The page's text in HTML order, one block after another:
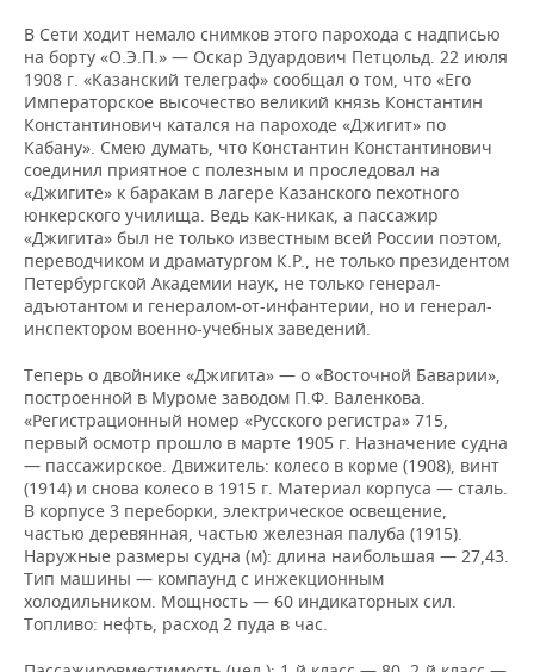
В Сети ходит немало снимков этого парохода с надписью
на борту «О.Э.П.» — Оскар Эдуардович Петцольд. 22 июля
1908 г. «Казанский телеграф» сообщал о том, что «Его
Императорское высочество великий князь Константин
Константинович катался на пароходе «Джигит» по
Кабану». Смею думать, что Константин Константинович
соединил приятное с полезным и проследовал на
«Джигите» к баракам в лагере Казанского пехотного
юнкерского училища. Ведь как-никак, а пассажир
«Джигита» был не только известным всей России поэтом,
переводчиком и драматургом К.Р., не только президентом
Петербургской Академии наук, не только генерал-
адъютантом и генералом-от-инфантерии, но и генерал-
инспектором военно-учебных заведений.
Теперь о двойнике «Джигита» — о «Восточной Баварии»,
построенной в Муроме заводом П.Ф. Валенкова.
«Регистрационный номер «Русского регистра» 715,
первый осмотр прошло в марте 1905 г. Назначение судна
— пассажирское. Движитель: колесо в корме (1908), винт
(1914) и снова колесо в 1915 г. Материал корпуса — сталь.
В корпусе 3 переборки, электрическое освещение,
частью деревянная, частью железная палуба (1915).
Наружные размеры судна (м): длина наибольшая — 27,43.
Тип машины — компаунд с инжекционным
холодильником. Мощность — 60 индикаторных сил.
Топливо: нефть, расход 2 пуда в час.